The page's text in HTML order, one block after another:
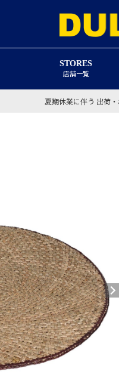
STORES
店舗一覧
夏期休業に伴う 出荷